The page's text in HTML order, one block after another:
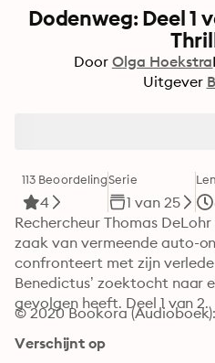
Dodenweg: Deel 1
Door Olga Hoekstra
Uitgever
113 Beoordeling
4
Serie
1 van 25
Rechercheur Thomas
zaak van vermeende auto-
confronteert met zijn
Benedictus’ zoektocht naar
gevolgen heeft. Deel 1 van 2.
© 2020 Bookora
Verschijnt op